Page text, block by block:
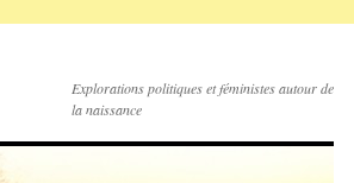
Explorations politiques et féministes autour de
la naissance